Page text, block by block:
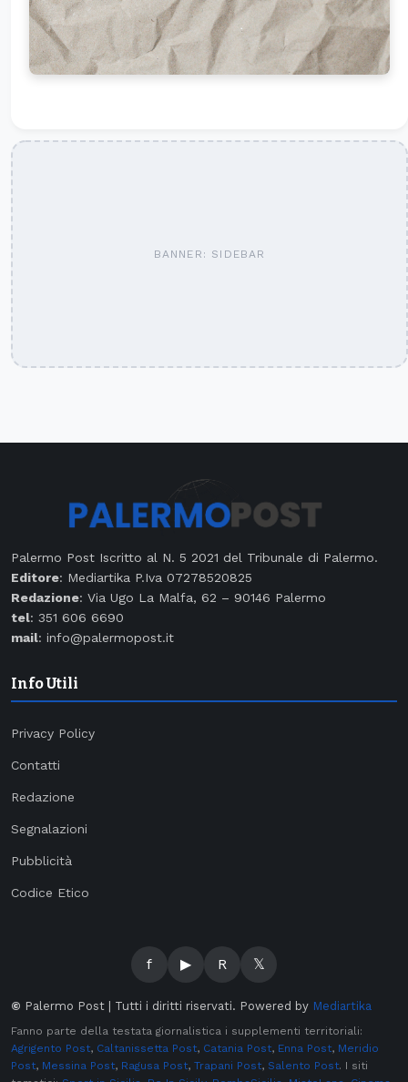
BANNER: SIDEBAR
Palermo Post Iscritto al N. 5 2021 del Tribunale di Palermo.
Editore: Mediartika P.Iva 07278520825
Redazione: Via Ugo La Malfa, 62 – 90146 Palermo
tel: 351 606 6690
mail: info@palermopost.it
Info Utili
Privacy Policy
Contatti
Redazione
Segnalazioni
Pubblicità
Codice Etico
f ▶ R 𝕏
© Palermo Post | Tutti i diritti riservati. Powered by Mediartika
Fanno parte della testata giornalistica i supplementi territoriali:
Agrigento Post, Caltanissetta Post, Catania Post, Enna Post, Meridio
Post, Messina Post, Ragusa Post, Trapani Post, Salento Post. I siti